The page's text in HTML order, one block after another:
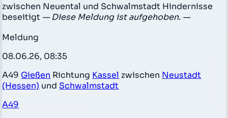
zwischen Neuental und Schwalmstadt Hindernisse
beseitigt — Diese Meldung ist aufgehoben. —
Meldung
08.06.26, 08:35
A49 Gießen Richtung Kassel zwischen Neustadt
(Hessen) und Schwalmstadt
A49